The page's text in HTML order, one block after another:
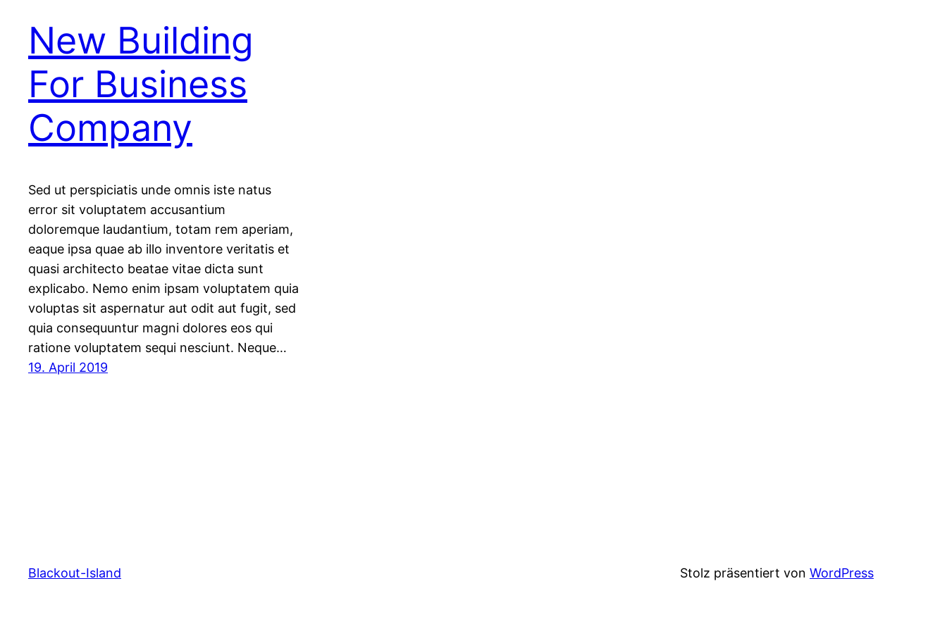
New Building
For Business
Company
Sed ut perspiciatis unde omnis iste natus
error sit voluptatem accusantium
doloremque laudantium, totam rem aperiam,
eaque ipsa quae ab illo inventore veritatis et
quasi architecto beatae vitae dicta sunt
explicabo. Nemo enim ipsam voluptatem quia
voluptas sit aspernatur aut odit aut fugit, sed
quia consequuntur magni dolores eos qui
ratione voluptatem sequi nesciunt. Neque…
19. April 2019
Blackout-Island Stolz präsentiert von WordPress